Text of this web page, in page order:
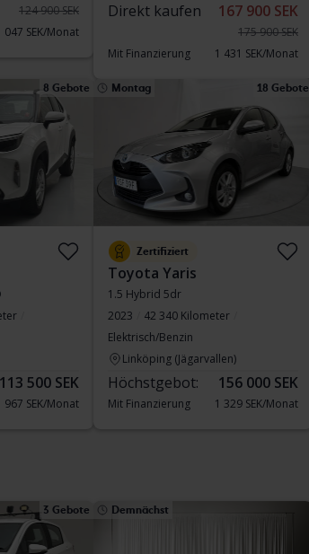
124 900 SEK
047 SEK/Monat
Direkt kaufen 167 900 SEK
175 900 SEK
Mit Finanzierung
1 431 SEK/Monat
8 Gebote
113 500 SEK
967 SEK/Monat
Montag 18 Gebote
Zertifiziert
Toyota Yaris
1.5 Hybrid 5dr
2023
42 340 Kilometer
Elektrisch/Benzin
Linköping (Jägarvallen)
Höchstgebot: 156 000 SEK
Mit Finanzierung 1 329 SEK/Monat
3 Gebote Demnächst